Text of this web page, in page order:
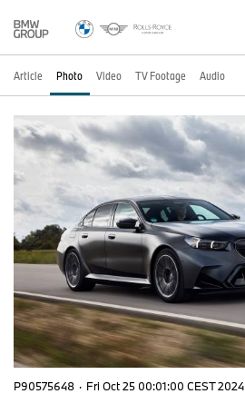
Article Photo Video TV Footage Audio
P90575648 · Fri Oct 25 00:01:00 CEST 2024